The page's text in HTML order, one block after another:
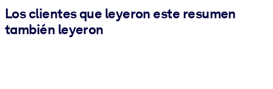
Los clientes que leyeron este resumen
también leyeron